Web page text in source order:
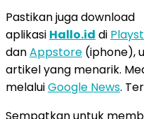
Pastikan juga download
aplikasi Hallo.id di
danAppstore (iphone),
artikel yang menarik.
melaluiGoogle News.